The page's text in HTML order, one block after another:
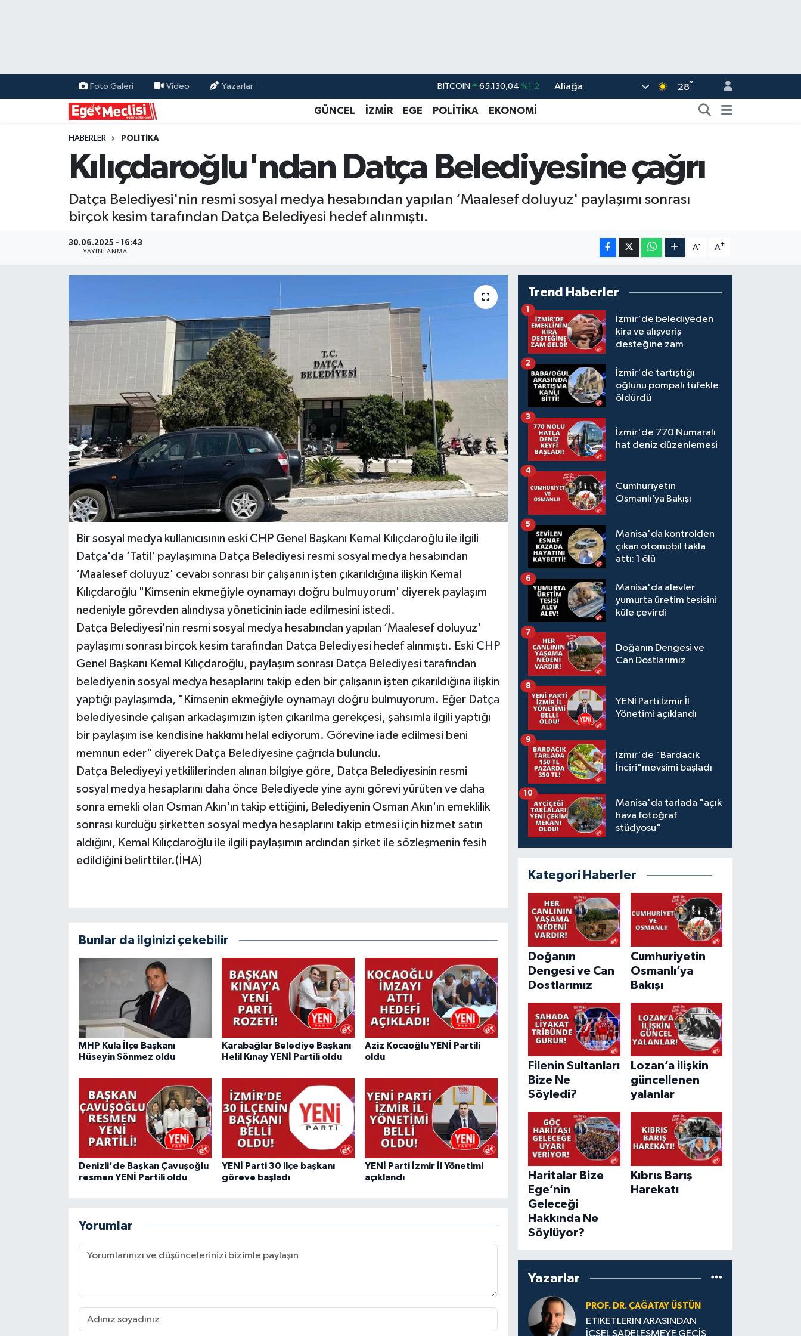
Foto Galeri Video Yazarlar BITCOIN 65.130,04 %1.2
DOLAR %0.17
GRAM ALTIN 6618.49 %2.12
Aliağa 28°
GÜNCEL İZMİR EGE POLİTİKA EKONOMİ
HABERLER POLİTİKA
Kılıçdaroğlu'ndan Datça Belediyesine çağrı
Datça Belediyesi'nin resmi sosyal medya hesabından yapılan ‘Maalesef doluyuz' paylaşımı sonrası
birçok kesim tarafından Datça Belediyesi hedef alınmıştı.
30.06.2025 - 16:43
YAYINLANMA
A- A+
Bir sosyal medya kullanıcısının eski CHP Genel Başkanı Kemal Kılıçdaroğlu ile ilgili
Datça'da ‘Tatil' paylaşımına Datça Belediyesi resmi sosyal medya hesabından
‘Maalesef doluyuz' cevabı sonrası bir çalışanın işten çıkarıldığına ilişkin Kemal
Kılıçdaroğlu "Kimsenin ekmeğiyle oynamayı doğru bulmuyorum' diyerek paylaşım
nedeniyle görevden alındıysa yöneticinin iade edilmesini istedi.
Datça Belediyesi'nin resmi sosyal medya hesabından yapılan ‘Maalesef doluyuz'
paylaşımı sonrası birçok kesim tarafından Datça Belediyesi hedef alınmıştı. Eski CHP
Genel Başkanı Kemal Kılıçdaroğlu, paylaşım sonrası Datça Belediyesi tarafından
belediyenin sosyal medya hesaplarını takip eden bir çalışanın işten çıkarıldığına ilişkin
yaptığı paylaşımda, "Kimsenin ekmeğiyle oynamayı doğru bulmuyorum. Eğer Datça
belediyesinde çalışan arkadaşımızın işten çıkarılma gerekçesi, şahsımla ilgili yaptığı
bir paylaşım ise kendisine hakkımı helal ediyorum. Görevine iade edilmesi beni
memnun eder" diyerek Datça Belediyesine çağrıda bulundu.
Datça Belediyeyi yetkililerinden alınan bilgiye göre, Datça Belediyesinin resmi
sosyal medya hesaplarını daha önce Belediyede yine aynı görevi yürüten ve daha
sonra emekli olan Osman Akın'ın takip ettiğini, Belediyenin Osman Akın'ın emeklilik
sonrası kurduğu şirketten sosyal medya hesaplarını takip etmesi için hizmet satın
aldığını, Kemal Kılıçdaroğlu ile ilgili paylaşımın ardından şirket ile sözleşmenin fesih
edildiğini belirttiler.(İHA)
Bunlar da ilginizi çekebilir
MHP Kula İlçe Başkanı
Hüseyin Sönmez oldu
Karabağlar Belediye Başkanı
Helil Kınay YENİ Partili oldu
Aziz Kocaoğlu YENİ Partili
oldu
Denizli'de Başkan Çavuşoğlu
resmen YENİ Partili oldu
YENİ Parti 30 ilçe başkanı
göreve başladı
YENİ Parti İzmir İl Yönetimi
açıklandı
Yorumlar
Trend Haberler
İzmir'de belediyeden
kira ve alışveriş
desteğine zam
1
İzmir'de tartıştığı
oğlunu pompalı tüfekle
öldürdü
2
İzmir'de 770 Numaralı
hat deniz düzenlemesi
3
Cumhuriyetin
Osmanlı’ya Bakışı
4
Manisa'da kontrolden
çıkan otomobil takla
attı: 1 ölü
5
Manisa'da alevler
yumurta üretim tesisini
küle çevirdi
6
Doğanın Dengesi ve
Can Dostlarımız
7
YENİ Parti İzmir İl
Yönetimi açıklandı
8
İzmir'de "Bardacık
İnciri"mevsimi başladı
9
Manisa'da tarlada "açık
hava fotoğraf
stüdyosu"
10
Kategori Haberler
Doğanın
Dengesi ve Can
Dostlarımız
Cumhuriyetin
Osmanlı’ya
Bakışı
Filenin Sultanları
Bize Ne
Söyledi?
Lozan’a ilişkin
güncellenen
yalanlar
Haritalar Bize
Ege’nin
Geleceği
Hakkında Ne
Söylüyor?
Kıbrıs Barış
Harekatı
Yazarlar
PROF. DR. ÇAĞATAY ÜSTÜN
ETİKETLERİN ARASINDAN
EKONOMİ
GÜNCEL
ÖZEL HABER
POLİTİKA